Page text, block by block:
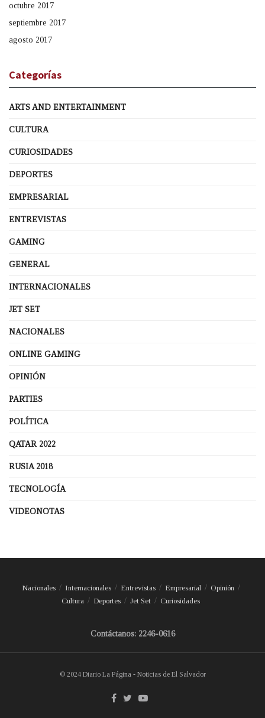
octubre 2017
septiembre 2017
agosto 2017
Categorías
ARTS AND ENTERTAINMENT
CULTURA
CURIOSIDADES
DEPORTES
EMPRESARIAL
ENTREVISTAS
GAMING
GENERAL
INTERNACIONALES
JET SET
NACIONALES
ONLINE GAMING
OPINIÓN
PARTIES
POLÍTICA
QATAR 2022
RUSIA 2018
TECNOLOGÍA
VIDEONOTAS
Nacionales Internacionales Entrevistas Empresarial
Opinión
Cultura
Deportes Jet Set Curiosidades
Contáctanos: 2246-0616
© 2024 Diario La Página - Noticias de El Salvador